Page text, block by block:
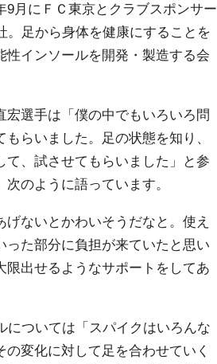
月にＦＣ東京とクラブスポンサー
。足から身体を健康にすることを
性インソールを開発・製造する会
選手は「僕の中でもいろいろ問
らいました。足の状態を知り、
、試させてもらいました」と参
のように語っています。
げないとかわいそうだなと。使え
た部分に負担が来ていたと思い
限出せるようなサポートをしてあ
については「スパイクはいろんな
変化に対して足を合わせていく